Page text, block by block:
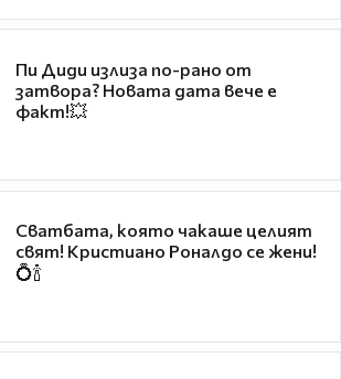
Пи Диди излиза по-рано от
затвора? Новата дата вече е
факт!💥
Сватбата, която чакаше целият
свят! Кристиано Роналдо се жени!
💍🍾